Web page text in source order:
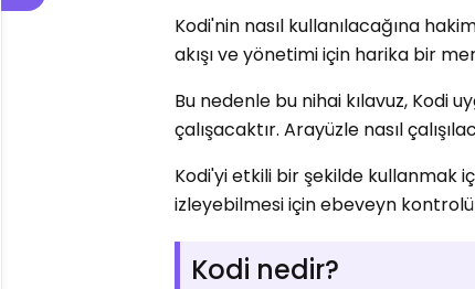
Kodi'nin nasıl kullanılacağına
akışı ve yönetimi için harika bir
Bu nedenle bu nihai kılavuz, Kodi
çalışacaktır. Arayüzle nasıl
Kodi'yi etkili bir şekilde kullanmak
izleyebilmesi için ebeveyn
Kodi nedir?